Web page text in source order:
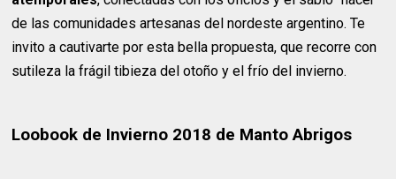
de las comunidades artesanas del nordeste argentino. Te
invito a cautivarte por esta bella propuesta, que recorre con
sutileza la frágil tibieza del otoño y el frío del invierno.
Loobook de Invierno 2018 de Manto Abrigos